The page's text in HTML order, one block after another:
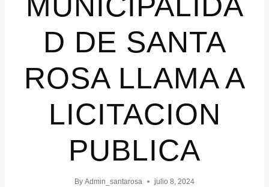
D DE SANTA
ROSA LLAMA A
LICITACION
PUBLICA
By Admin_santarosa julio 8, 2024